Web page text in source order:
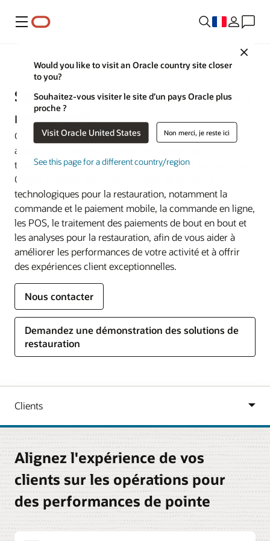
Menu
Close
Would you like to visit an Oracle country site closer
to you?
Souhaitez-vous visiter le site d’un pays Oracle plus
proche ?
Visit Oracle United States Non merci, je reste ici
See this page for a different country/region
Secteurs d’activité
Solutions technologiques pour les
restaurants
Construisez des relations plus solides avec les clients,
adoptez de nouveaux moyens d’effectuer des
transactions et développez votre activité de restauration.
Oracle propose une suite complète de solutions
technologiques pour la restauration, notamment la
commande et le paiement mobile, la commande en ligne,
les POS, le traitement des paiements de bout en bout et
les analyses pour la restauration, afin de vous aider à
améliorer les performances de votre activité et à offrir
des expériences client exceptionnelles.
Nous contacter
Demandez une démonstration des solutions de
restauration
Alignez l'expérience de vos
clients sur les opérations pour
des performances de pointe